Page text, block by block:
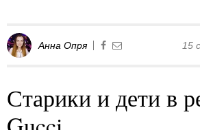
Анна Опря 15
Старики и дети в